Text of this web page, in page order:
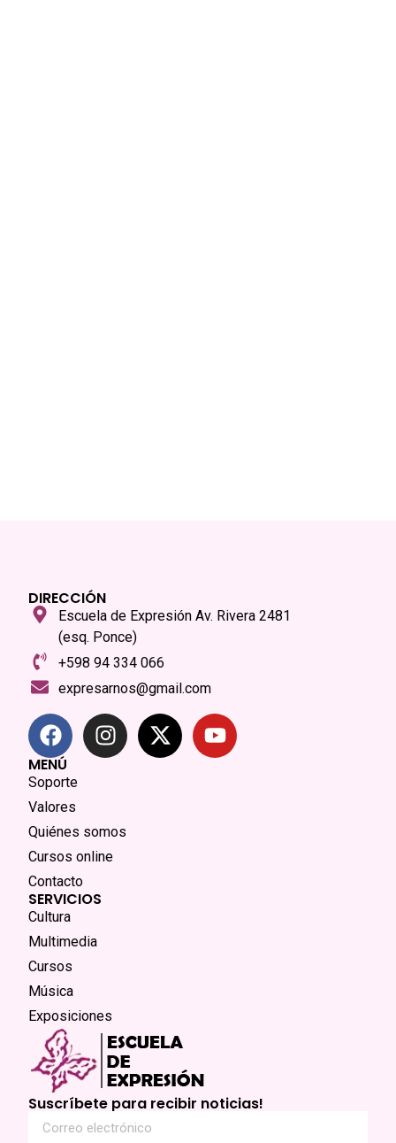
Suscríbete para recibir noticias!
SERVICIOS
Cultura
Multimedia
Cursos
Música
Exposiciones
MENÚ
Soporte
Valores
Quiénes somos
Cursos online
Contacto
DIRECCIÓN
Escuela de Expresión Av. Rivera 2481
(esq. Ponce)
+598 94 334 066
expresarnos@gmail.com